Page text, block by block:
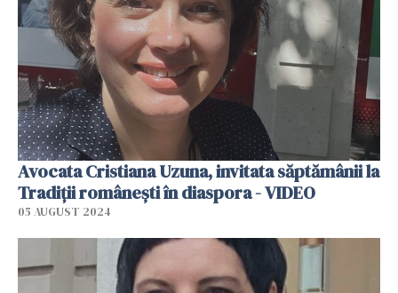
Avocata Cristiana Uzuna, invitata săptămânii la
Tradiții românești în diaspora - VIDEO
05 AUGUST 2024